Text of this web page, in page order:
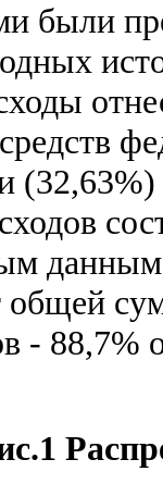
были
общей
- 88,7%